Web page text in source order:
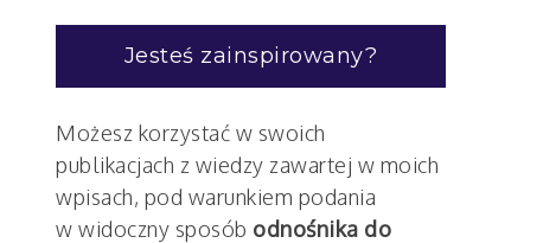
Jesteś zainspirowany?
Możesz korzystać w swoich
publikacjach z wiedzy zawartej w moich
wpisach, pod warunkiem podania
w widoczny sposób odnośnika do